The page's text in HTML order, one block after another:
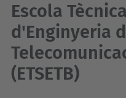
Escola
d'Enginyeria
(ETSETB)